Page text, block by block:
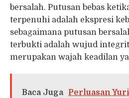
bersalah. Putusan bebas
terpenuhi adalah ekspresi
sebagaimana putusan
terbukti adalah wujud
merupakan wajah keadilan
Baca Juga
Perluasan